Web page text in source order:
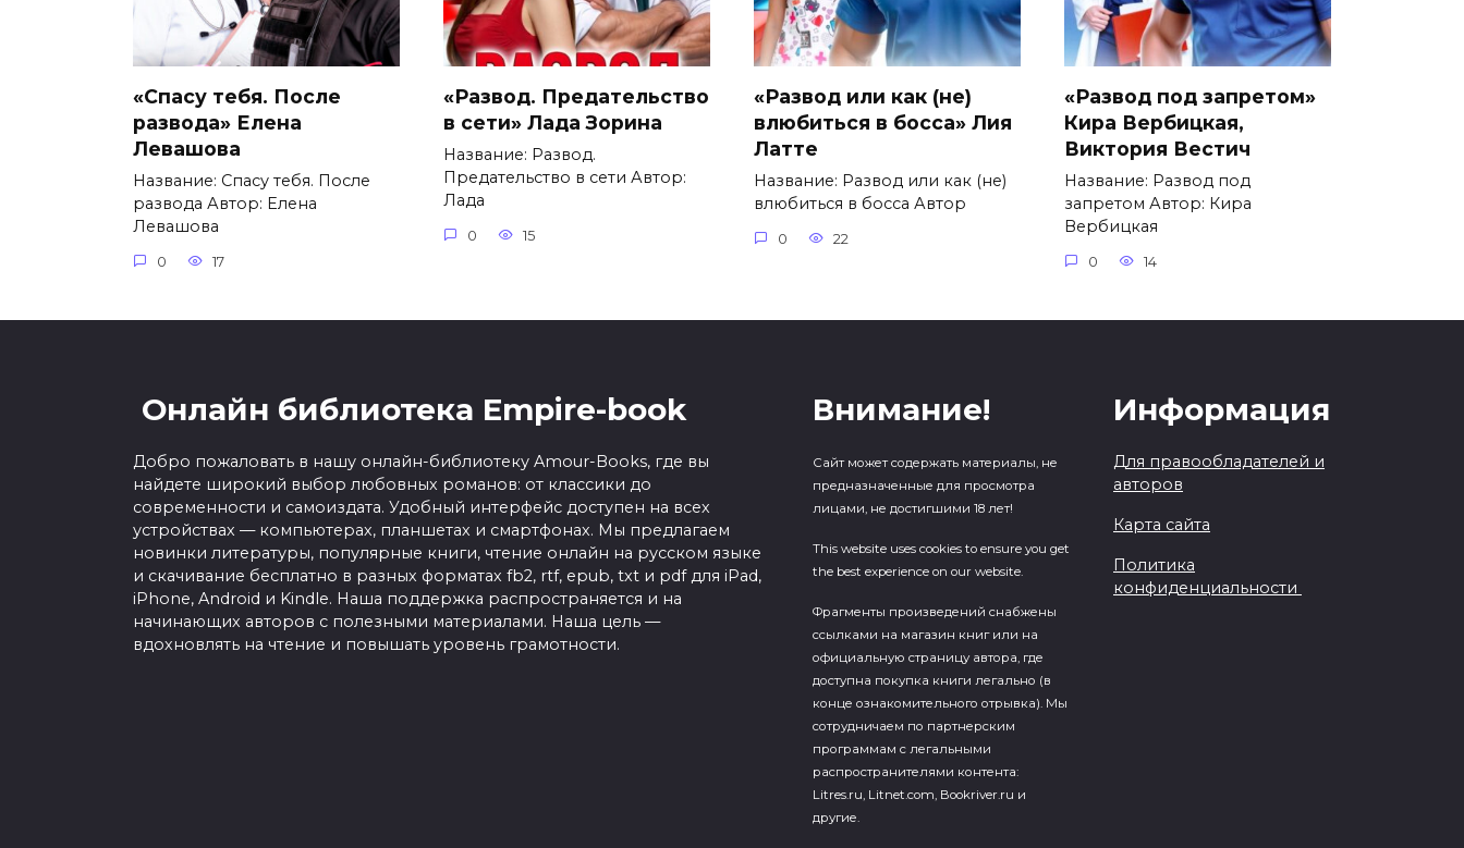
«Спасу тебя. После
развода» Елена
Левашова
Название: Спасу тебя. После
развода Автор: Елена
Левашова
0 17
«Развод. Предательство
в сети» Лада Зорина
Название: Развод.
Предательство в сети Автор:
Лада
0 15
«Развод или как (не)
влюбиться в босса» Лия
Латте
Название: Развод или как (не)
влюбиться в босса Автор
0 22
«Развод под запретом»
Кира Вербицкая,
Виктория Вестич
Название: Развод под
запретом Автор: Кира
Вербицкая
0 14
Онлайн библиотека Empire-book
Добро пожаловать в нашу онлайн-библиотеку Amour-Books, где вы
найдете широкий выбор любовных романов: от классики до
современности и самоиздата. Удобный интерфейс доступен на всех
устройствах — компьютерах, планшетах и смартфонах. Мы предлагаем
новинки литературы, популярные книги, чтение онлайн на русском языке
и скачивание бесплатно в разных форматах fb2, rtf, epub, txt и pdf для iPad,
iPhone, Android и Kindle. Наша поддержка распространяется и на
начинающих авторов с полезными материалами. Наша цель —
вдохновлять на чтение и повышать уровень грамотности.
Внимание!
Сайт может содержать материалы, не
предназначенные для просмотра
лицами, не достигшими 18 лет!
This website uses cookies to ensure you get
the best experience on our website.
Фрагменты произведений cнабжены
ссылками на магазин книг или на
официальную страницу автора, где
доступна покупка книги легально (в
конце ознакомительного отрывка). Мы
сотрудничаем по партнерским
программам с легальными
распространителями контента:
Litres.ru, Litnet.com, Bookriver.ru и
другие.
Информация
Для правообладателей и
авторов
Карта сайта
Политика
конфиденциальности